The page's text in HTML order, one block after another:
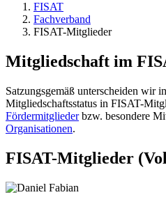
FISAT
Fachverband
FISAT-Mitglieder
Mitgliedschaft im
Satzungsgemäß unterscheiden wir
Mitgliedschaftsstatus in FISAT-
Fördermitgliederbzw. besondere
Organisationen.
FISAT-Mitglieder